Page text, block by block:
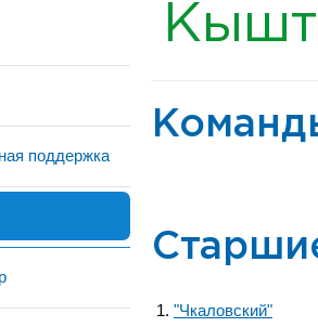
поддержка
"Чкаловский"